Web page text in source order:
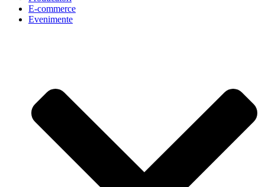
E-commerce
Evenimente